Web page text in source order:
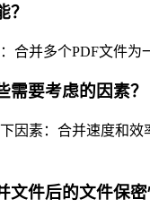
合并多个PDF文件
要考虑的因素？
因素：合并速度和
件后的文件保密